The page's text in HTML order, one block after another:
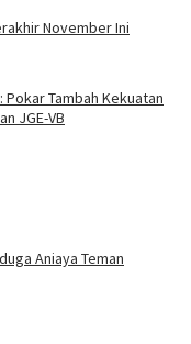
November Ini
Pokar Tambah Kekuatan
JGE-VB
Aniaya Teman